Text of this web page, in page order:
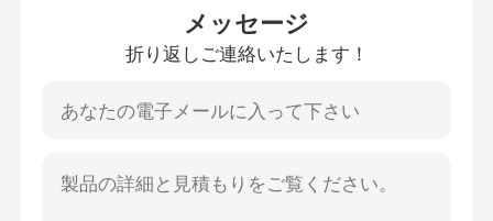
サーモスタットの定温器
冷却の定温器
恒温恒湿槽
メッセージ
折り返しご連絡いたします！